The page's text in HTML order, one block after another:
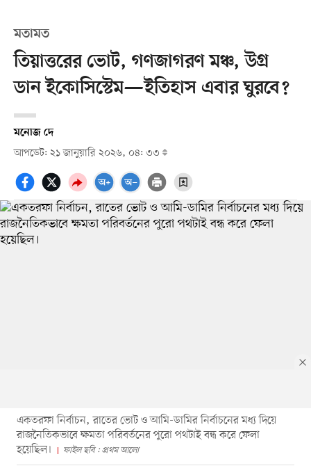
মতামত
তিয়াত্তরের ভোট, গণজাগরণ মঞ্চ, উগ্র
ডান ইকোসিস্টেম—ইতিহাস এবার ঘুরবে?
মনোজ দে
আপডেট: ২১ জানুয়ারি ২০২৬, ০৪: ৩৩
একতরফা নির্বাচন, রাতের ভোট ও আমি-ডামির নির্বাচনের মধ্য দিয়ে
রাজনৈতিকভাবে ক্ষমতা পরিবর্তনের পুরো পথটাই বন্ধ করে ফেলা
হয়েছিল।
ফাইল ছবি : প্রথম আলাে